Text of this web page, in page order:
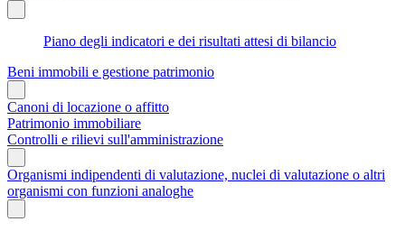
Piano degli indicatori e dei risultati attesi di bilancio
Beni immobili e gestione patrimonio
Canoni di locazione o affitto
Patrimonio immobiliare
Controlli e rilievi sull'amministrazione
Organismi indipendenti di valutazione, nuclei di valutazione o altri
organismi con funzioni analoghe